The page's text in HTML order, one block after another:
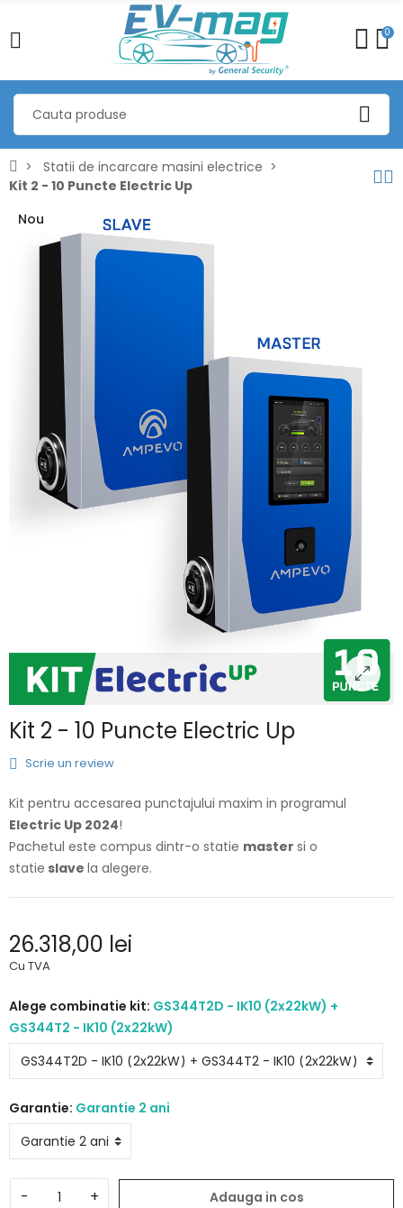
0
Statii de incarcare masini electrice
Kit 2 - 10 Puncte Electric Up
Nou
Kit 2 - 10 Puncte Electric Up
Scrie un review
Kit pentru accesarea punctajului maxim in programul
Electric Up 2024!
Pachetul este compus dintr-o statie master si o
statie slave la alegere.
26.318,00 lei
Cu TVA
Alege combinatie kit: GS344T2D - IK10 (2x22kW) +
GS344T2 - IK10 (2x22kW)
Garantie: Garantie 2 ani
- + Adauga in cos